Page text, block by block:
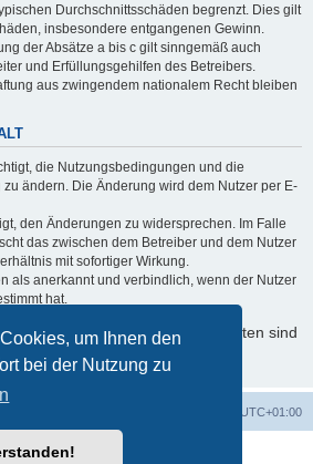
um Ihnen den
bei der Nutzung zu
Durchschnittsschäden begrenzt. Dies gilt
insbesondere entgangenen Gewinn.
der Absätze a bis c gilt sinngemäß auch
und Erfüllungsgehilfen des Betreibers.
aus zwingendem nationalem Recht bleiben
die Nutzungsbedingungen und die
zu ändern. Die Änderung wird dem Nutzer per E-
den Änderungen zu widersprechen. Im Falle
das zwischen dem Betreiber und dem Nutzer
mit sofortiger Wirkung.
als anerkannt und verbindlich, wenn der Nutzer
hat.
mit Ihren persönlichen Daten sind
enthalten.
UTC+01:00
® Forum Software © phpBB Limited